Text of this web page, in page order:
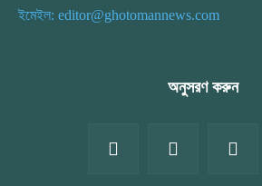
ইমেইল: editor@ghotomannews.com
অনুসরণ করুন